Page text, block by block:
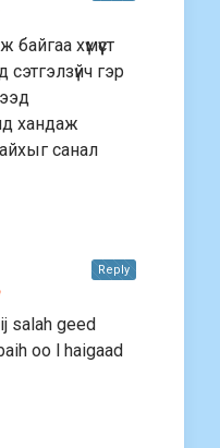
хүмүүст
гэр
хандаж
санал
salah geed
oo l haigaad
Reply